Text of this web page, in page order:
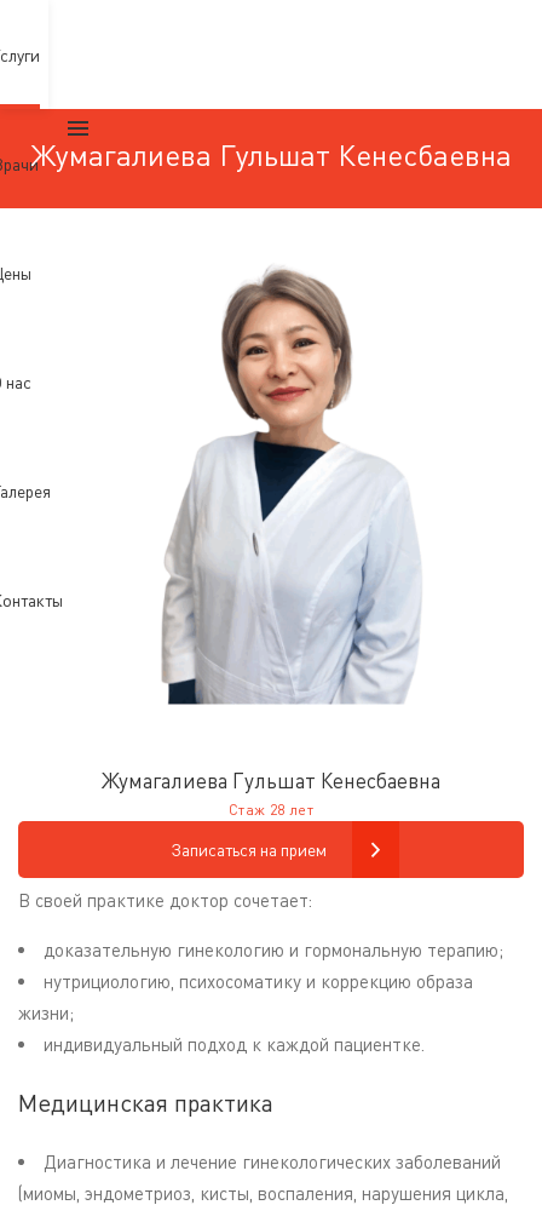
нас
Жумагалиева Гульшат Кенесбаевна
Жумагалиева Гульшат Кенесбаевна
Стаж 28 лет
Записаться на прием
В своей практике доктор сочетает:
доказательную гинекологию и гормональную терапию;
нутрициологию, психосоматику и коррекцию образа
жизни;
индивидуальный подход к каждой пациентке.
Медицинская практика
Диагностика и лечение гинекологических заболеваний
(миомы, эндометриоз, кисты, воспаления, нарушения цикла,